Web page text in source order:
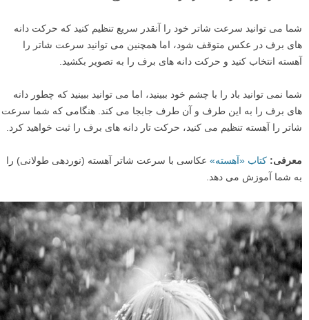
۶ سرعت شاتر آهسته
من دوست دارم در طوفان برف بیرون از خانه باد را تماشا کنم که دانه های
دهد تا در مورد سرعت شاتر خود خلاقیت به خرج دهید.
شما می توانید سرعت شاتر خود را آنقدر سریع تنظیم کنید که حرکت دانه
آهسته انتخاب کنید و حرکت دانه های برف را به تصویر بکشید.
های برف را به این طرف و آن طرف جابجا می کند. هنگامی که شما سرعت
شاتر را آهسته تنظیم می کنید، حرکت تار دانه های برف را ثبت خواهید کرد.
معرفی: کتاب «آهسته»عکاسی با سرعت شاتر آهسته (نوردهی طولانی) را
به شما آموزش می دهد.